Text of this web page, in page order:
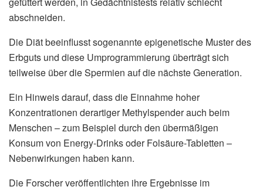
abschneiden.
Die Diät beeinflusst sogenannte epigenetische Muster des
Erbguts und diese Umprogrammierung überträgt sich
teilweise über die Spermien auf die nächste Generation.
Ein Hinweis darauf, dass die Einnahme hoher
Konzentrationen derartiger Methylspender auch beim
Menschen – zum Beispiel durch den übermäßigen
Konsum von Energy-Drinks oder Folsäure-Tabletten –
Nebenwirkungen haben kann.
Die Forscher veröffentlichten ihre Ergebnisse im